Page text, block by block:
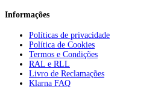
Informações
Políticas de privacidade
Política de Cookies
Termos e Condições
RAL e RLL
Livro de Reclamações
Klarna FAQ